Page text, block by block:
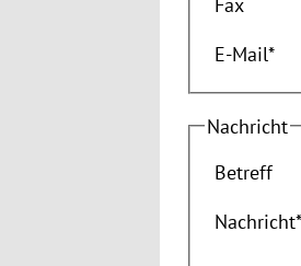
Fax
E-Mail*
Nachricht
Betreff
Nachricht